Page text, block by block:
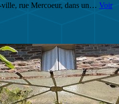
ville, rue Mercoeur, dans un… Voir